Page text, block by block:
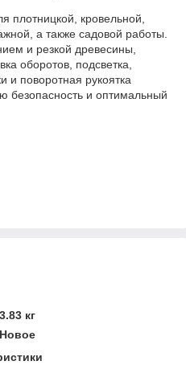
плотницкой, кровельной,
а также садовой работы.
и резкой древесины,
оборотов, подсветка,
и поворотная рукоятка
безопасность и оптимальный
3.83 кг
Новое